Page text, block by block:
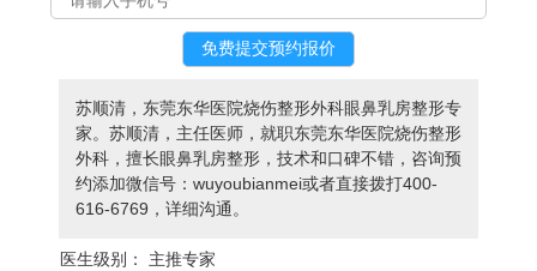
苏顺清，东莞东华医院烧伤整形外科眼鼻乳房整形专
家。苏顺清，主任医师，就职东莞东华医院烧伤整形
外科，擅长眼鼻乳房整形，技术和口碑不错，咨询预
约添加微信号：wuyoubianmei或者直接拨打400-
616-6769，详细沟通。
医生级别：
主推专家